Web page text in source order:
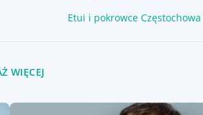
Etui i pokrowce Częstochowa
WIĘCEJ